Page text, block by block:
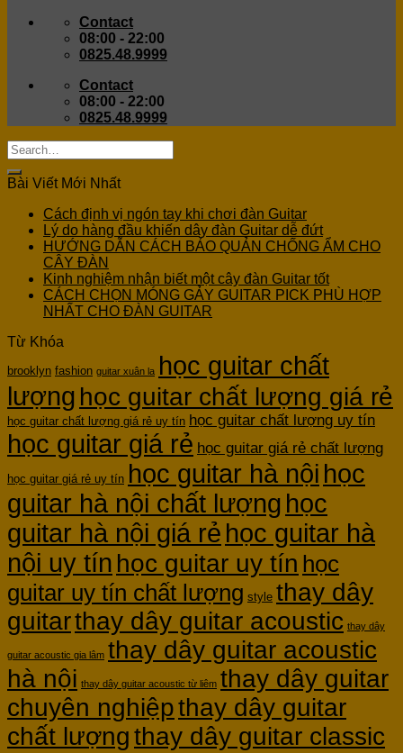
Contact
08:00 - 22:00
0825.48.9999
Contact
08:00 - 22:00
0825.48.9999
Bài Viết Mới Nhất
Cách định vị ngón tay khi chơi đàn Guitar
Lý do hàng đầu khiến dây đàn Guitar dễ đứt
HƯỚNG DẪN CÁCH BẢO QUẢN CHỐNG ẨM CHO
CÂY ĐÀN
Kinh nghiệm nhận biết một cây đàn Guitar tốt
CÁCH CHỌN MÓNG GẢY GUITAR PICK PHÙ HỢP
NHẤT CHO ĐÀN GUITAR
Từ Khóa
brooklyn fashion guitar xuân la học guitar chất
lượng học guitar chất lượng giá rẻ
học guitar chất lượng giá rẻ uy tín học guitar chất lượng uy tín
học guitar giá rẻ học guitar giá rẻ chất lượng
học guitar giá rẻ uy tín học guitar hà nội học
guitar hà nội chất lượng học
guitar hà nội giá rẻ học guitar hà
nội uy tín học guitar uy tín học
guitar uy tín chất lượng style thay dây
guitarthay dây guitar acoustic thay dây
guitar acoustic gia lâm thay dây guitar acoustic
hà nội thay dây guitar acoustic từ liêm thay dây guitar
chuyên nghiệpthay dây guitar
chất lượngthay dây guitar classic